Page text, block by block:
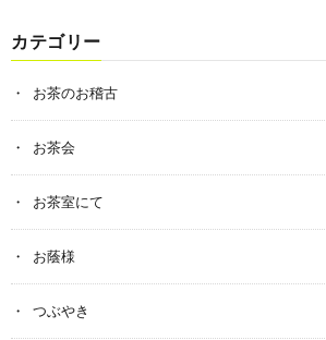
カテゴリー
お茶のお稽古
お茶会
お茶室にて
お蔭様
つぶやき